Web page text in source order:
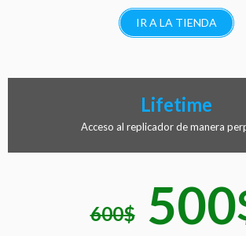
IR A LA TIENDA
Lifetime
Acceso al replicador de manera
600$ 500